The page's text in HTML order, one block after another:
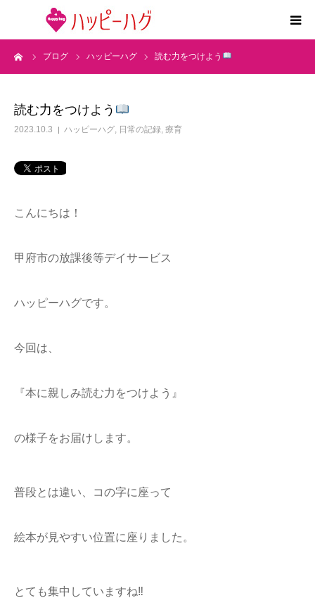
ブログ ハッピーハグ 読む力をつけよう
読む力をつけよう
2023.10.3 ハッピーハグ, 日常の記録, 療育
こんにちは！
甲府市の放課後等デイサービス
ハッピーハグです。
今回は、
『本に親しみ読む力をつけよう』
の様子をお届けします。
普段とは違い、コの字に座って
絵本が見やすい位置に座りました。
とても集中していますね‼︎
2つの特徴
求人情報
運営会社